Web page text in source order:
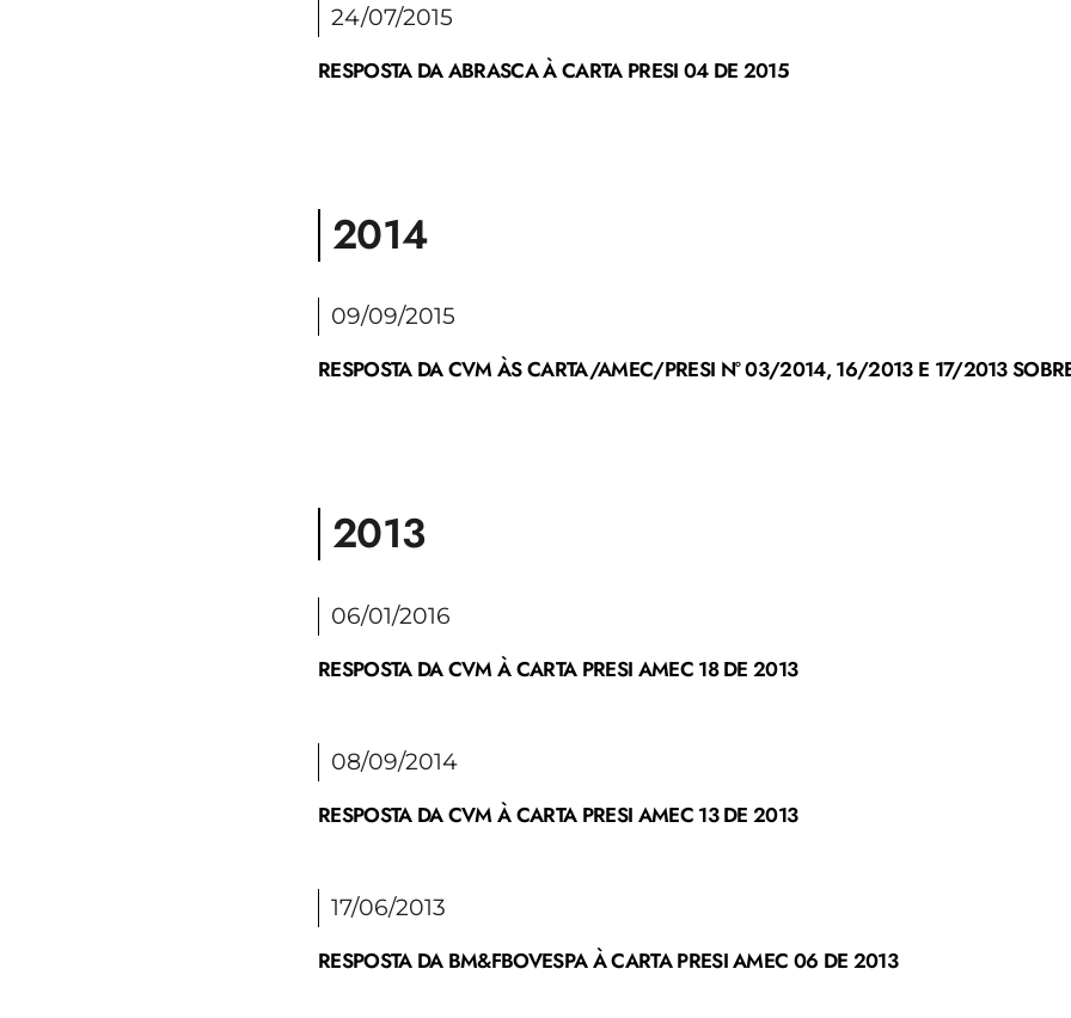
24/07/2015
RESPOSTA DA ABRASCA À CARTA PRESI 04 DE 2015
2014
09/09/2015
RESPOSTA DA CVM ÀS CARTA/AMEC/PRESI N° 03/2014, 16/2013 E 17/2013
2013
06/01/2016
RESPOSTA DA CVM À CARTA PRESI AMEC 18 DE 2013
08/09/2014
RESPOSTA DA CVM À CARTA PRESI AMEC 13 DE 2013
17/06/2013
RESPOSTA DA BM&FBOVESPA À CARTA PRESI AMEC 06 DE 2013